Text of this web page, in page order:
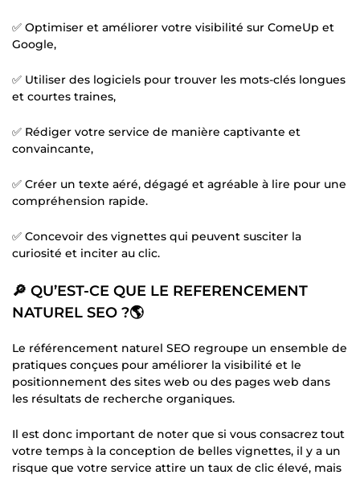
✅ Optimiser et améliorer votre visibilité sur ComeUp et
Google,
✅ Utiliser des logiciels pour trouver les mots-clés longues
et courtes traines,
✅ Rédiger votre service de manière captivante et
convaincante,
✅ Créer un texte aéré, dégagé et agréable à lire pour une
compréhension rapide.
✅ Concevoir des vignettes qui peuvent susciter la
curiosité et inciter au clic.
🔎 QU’EST-CE QUE LE REFERENCEMENT
NATUREL SEO ?🌎
Le référencement naturel SEO regroupe un ensemble de
pratiques conçues pour améliorer la visibilité et le
positionnement des sites web ou des pages web dans
les résultats de recherche organiques.
Il est donc important de noter que si vous consacrez tout
votre temps à la conception de belles vignettes, il y a un
risque que votre service attire un taux de clic élevé, mais